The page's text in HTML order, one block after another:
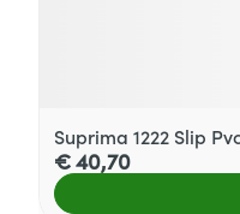
Suprima 1222 Slip
€ 40,70